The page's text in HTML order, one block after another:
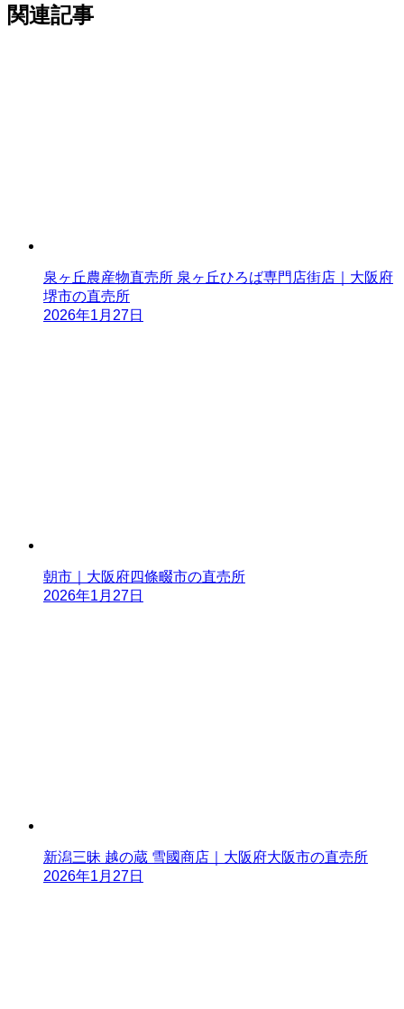
関連記事
泉ヶ丘農産物直売所 泉ヶ丘ひろば専門店街店｜大阪府
堺市の直売所
2026年1月27日
朝市｜大阪府四條畷市の直売所
2026年1月27日
新潟三昧 越の蔵 雪國商店｜大阪府大阪市の直売所
2026年1月27日